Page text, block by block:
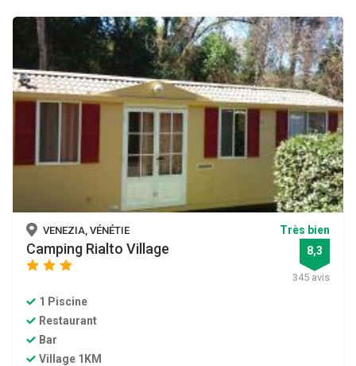
VENEZIA, VÉNÉTIE
Camping Rialto Village
star star
Très bien
8,3
345 avis
1 Piscine
Restaurant
Bar
Village 1KM